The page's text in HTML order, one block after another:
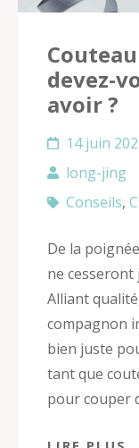
devez-
avoir ?
14 juin
long-jing
Conseils,
De la
ne cesseront
Alliant
compagnon
bien juste
tant que
pour couper